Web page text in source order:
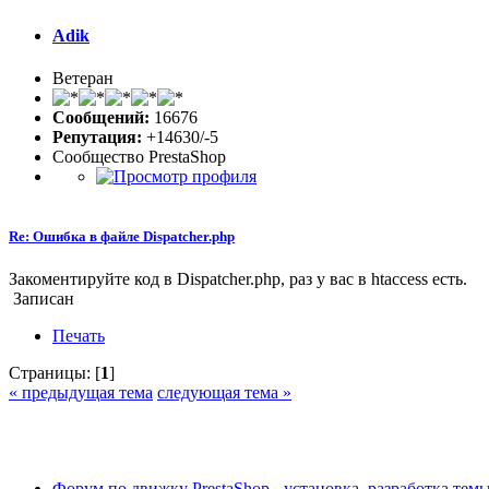
Adik
Ветеран
Сообщений: 16676
Репутация: +14630/-5
Сообщество PrestaShop
Re: Ошибка в файле Dispatcher.php
Закоментируйте код в Dispatcher.php, раз у вас в htaccess есть.
Записан
Печать
Страницы: [1]
« предыдущая тема следующая тема »